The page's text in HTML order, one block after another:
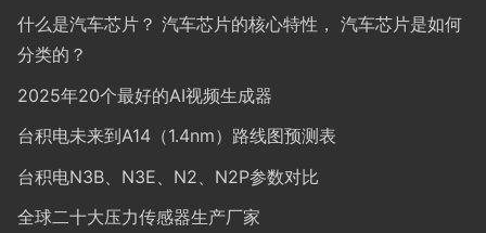
什么是汽车芯片？ 汽车芯片的核心特性， 汽车芯片是如何
分类的？
2025年20个最好的AI视频生成器
台积电未来到A14（1.4nm）路线图预测表
台积电N3B、N3E、N2、N2P参数对比
全球二十大压力传感器生产厂家